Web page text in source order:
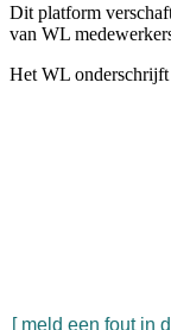
Dit platform
van WL
Het WL onderschrijft
[ meld een fout in